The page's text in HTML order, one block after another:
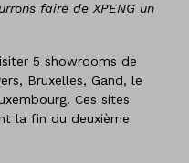
faire de XPENG un
5 showrooms de
Bruxelles, Gand, le
Ces sites
la fin du deuxième